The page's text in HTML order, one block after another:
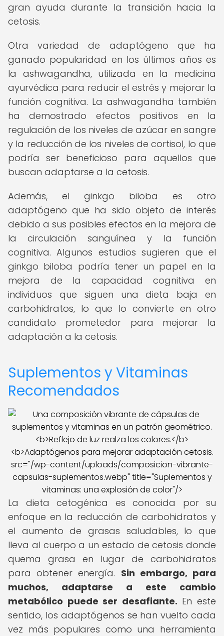
gran ayuda durante la transición hacia la
cetosis.
Otra variedad de adaptógeno que ha
ganado popularidad en los últimos años es
la ashwagandha, utilizada en la medicina
ayurvédica para reducir el estrés y mejorar la
función cognitiva. La ashwagandha también
ha demostrado efectos positivos en la
regulación de los niveles de azúcar en sangre
y la reducción de los niveles de cortisol, lo que
podría ser beneficioso para aquellos que
buscan adaptarse a la cetosis.
Además, el ginkgo biloba es otro
adaptógeno que ha sido objeto de interés
debido a sus posibles efectos en la mejora de
la circulación sanguínea y la función
cognitiva. Algunos estudios sugieren que el
ginkgo biloba podría tener un papel en la
mejora de la capacidad cognitiva en
individuos que siguen una dieta baja en
carbohidratos, lo que lo convierte en otro
candidato prometedor para mejorar la
adaptación a la cetosis.
Suplementos y Vitaminas
Recomendados
src="/wp-content/uploads/composicion-vibrante-
capsulas-suplementos.webp" title="Suplementos y
vitaminas: una explosión de color"/>
La dieta cetogénica es conocida por su
enfoque en la reducción de carbohidratos y
el aumento de grasas saludables, lo que
lleva al cuerpo a un estado de cetosis donde
quema grasa en lugar de carbohidratos
para obtener energía. Sin embargo, para
muchos, adaptarse a este cambio
metabólico puede ser desafiante. En este
sentido, los adaptógenos se han vuelto cada
vez más populares como una herramienta